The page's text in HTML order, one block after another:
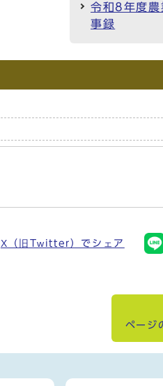
令和8年度農
事録
X（旧Twitter）でシェア
ページ